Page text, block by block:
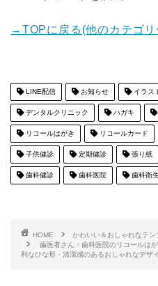
→TOPに戻る(他のカテゴリ
LINE配信 お知らせ イラス
デンタルクリニック ハガキ
リコールはがき リコールカード
子供健診 定期健診 張り紙
歯科健診 歯科医院 歯科衛
HOME かわいい＆おしゃれなテン
歯医者さん・歯科医院のリコールは
利なひな形・清潔感のあるおしゃれなデザ